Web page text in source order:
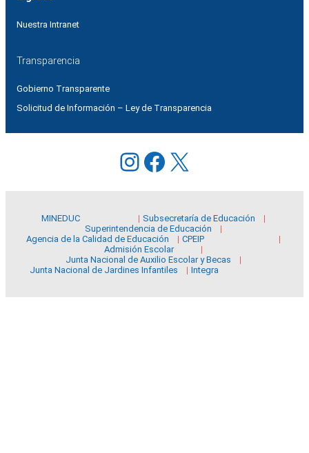
Nuestra Intranet
Transparencia
Gobierno Transparente
Solicitud de Información – Ley de Transparencia
Instagram
Facebook
X
MINEDUC
Subsecretaría de Educación
Superintendencia de Educación
Agencia de la Calidad de Educación
CPEIP
Admisión Escolar
Junta Nacional de Auxilio Escolar y Becas
Junta Nacional de Jardines Infantiles
Integra